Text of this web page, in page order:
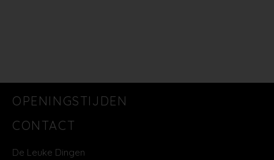
OPENINGSTIJDEN
CONTACT
De Leuke Dingen